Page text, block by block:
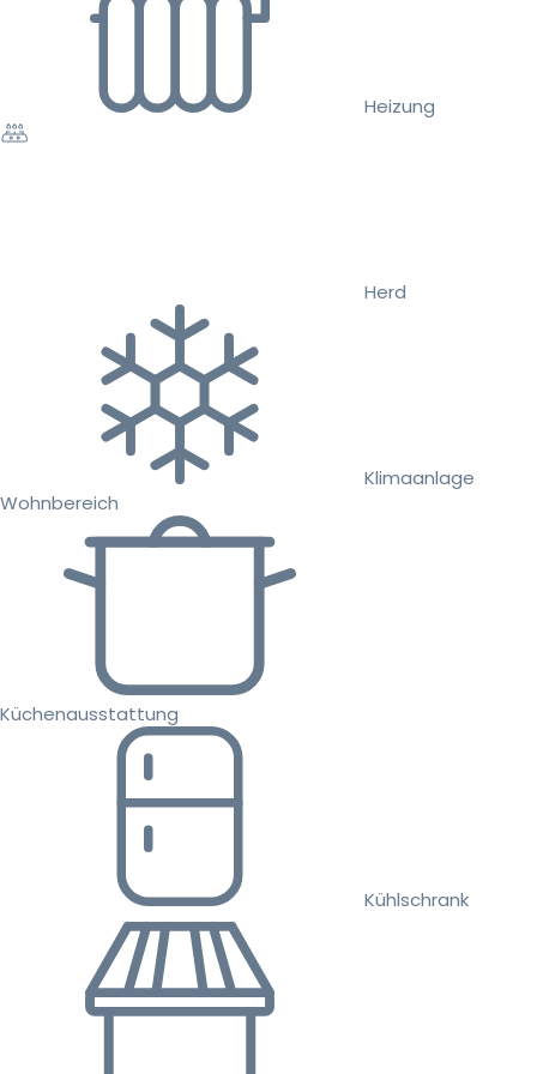
Heizung
Herd
Klimaanlage
Wohnbereich
Küchenausstattung
Kühlschrank